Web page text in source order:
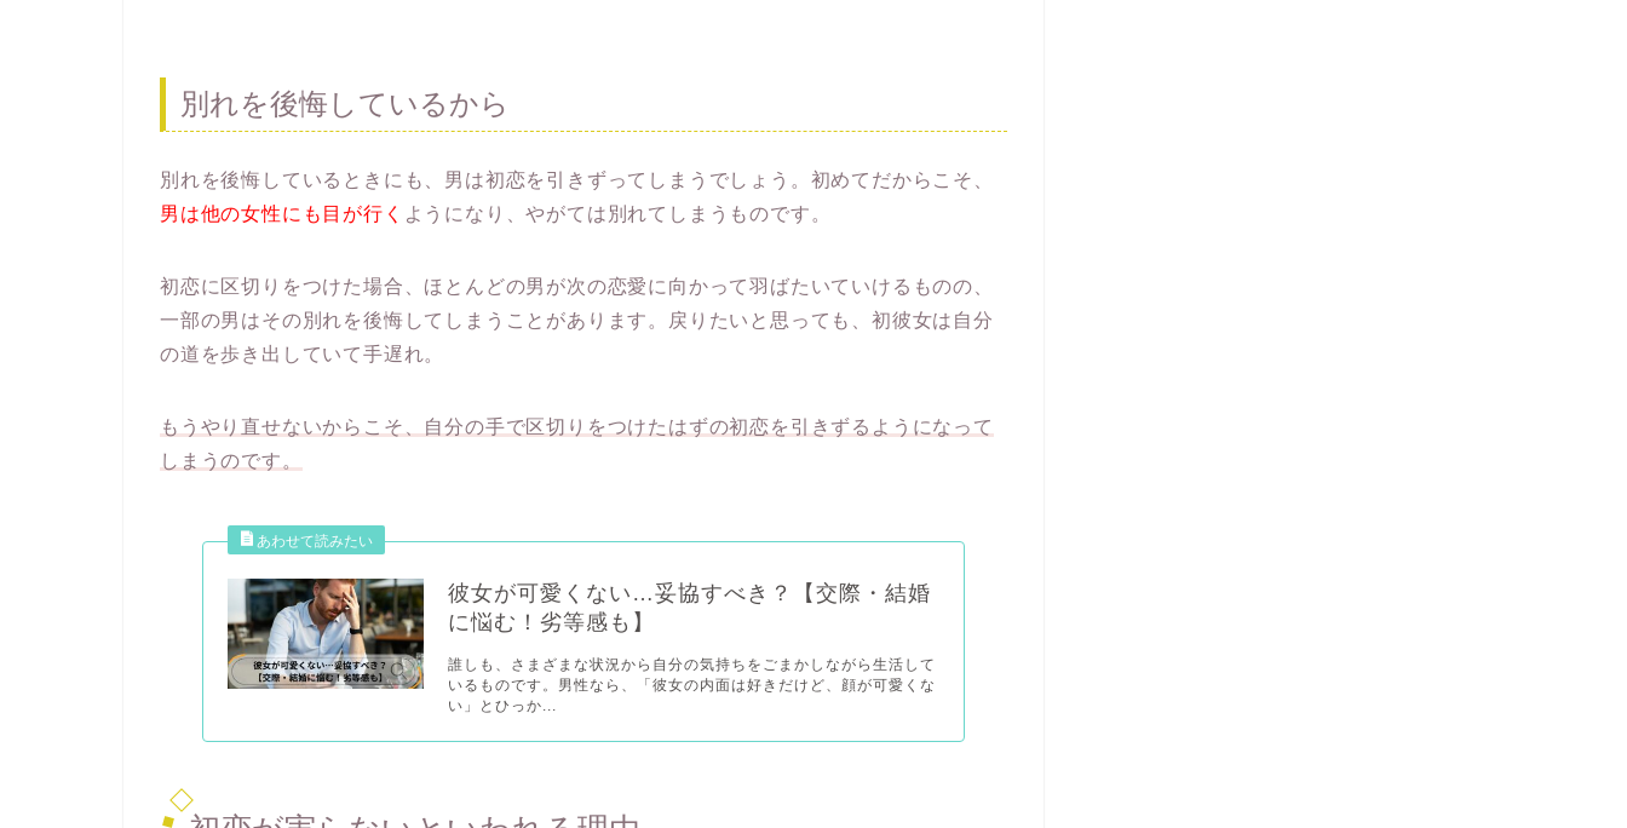
別れを後悔しているから
別れを後悔しているときにも、男は初恋を引きずってしまうでしょう。初めてだからこそ、
男は他の女性にも目が行く ようになり、やがては別れてしまうものです。
初恋に区切りをつけた場合、ほとんどの男が次の恋愛に向かって羽ばたいていけるものの、
一部の男はその別れを後悔してしまうことがあります。戻りたいと思っても、初彼女は自分
の道を歩き出していて手遅れ。
もうやり直せないからこそ、自分の手で区切りをつけたはずの初恋を引きずるようになって
しまうのです。
彼女が可愛くない…妥協すべき？【交際・結婚
に悩む！劣等感も】
誰しも、さまざまな状況から自分の気持ちをごまかしながら生活して
いるものです。男性なら、「彼女の内面は好きだけど、顔が可愛くな
い」とひっか...